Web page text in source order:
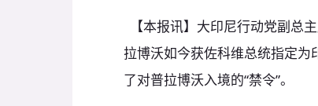
【本报讯】大印尼行动党副总
拉博沃如今获佐科维总统指定
了对普拉博沃入境的“禁令”。